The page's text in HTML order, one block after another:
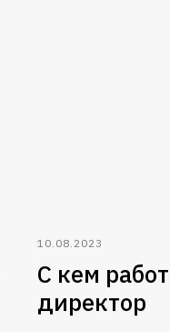
10.08.2023
С кем
директор